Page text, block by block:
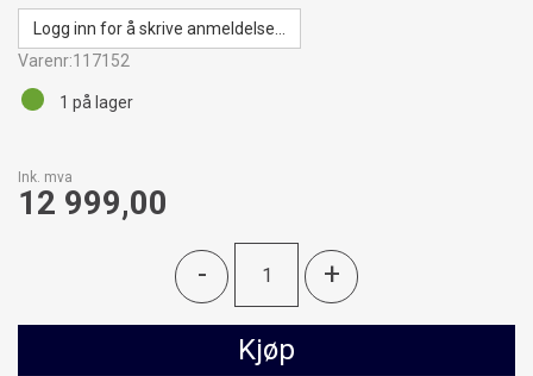
Logg inn for å skrive anmeldelse...
Varenr:117152
Ink. mva
12 999,00
- +
Kjøp
1 på lager